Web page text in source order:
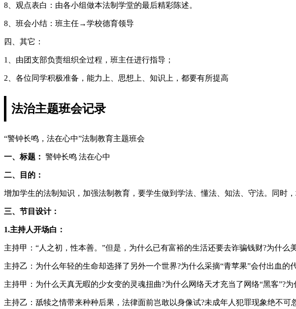
8、观点表白：由各小组做本法制学堂的最后精彩陈述。
8、班会小结：班主任→学校德育领导
四、其它：
1、由团支部负责组织全过程，班主任进行指导；
2、各位同学积极准备，能力上、思想上、知识上，都要有所提高
法治主题班会记录
“警钟长鸣，法在心中”法制教育主题班会
一、标题： 警钟长鸣 法在心中
二、目的：
增加学生的法制知识，加强法制教育，要学生做到学法、懂法、知法、守法。同时，
三、节目设计：
1.主持人开场白：
主持甲：“人之初，性本善。”但是，为什么已有富裕的生活还要去诈骗钱财?为什么
主持乙：为什么年轻的生命却选择了另外一个世界?为什么采摘“青苹果”会付出血的代
主持甲：为什么天真无暇的少女变的灵魂扭曲?为什么网络天才充当了网络“黑客
主持乙：舐犊之情带来种种后果，法律面前岂敢以身像试?未成年人犯罪现象绝不可